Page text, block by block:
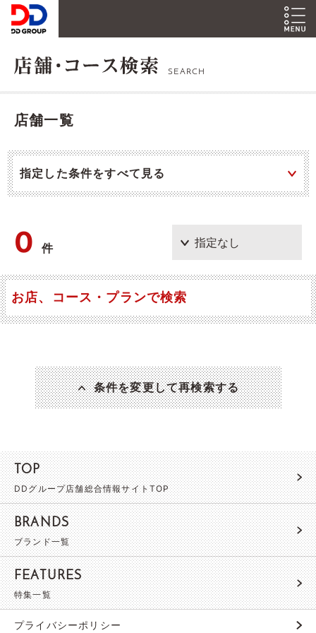
SEARCH
店舗一覧
指定した条件をすべて見る
0件
お店、コース・プランで検索
条件を変更して再検索する
TOP
DDグループ店舗総合情報サイトTOP
BRANDS
ブランド一覧
FEATURES
特集一覧
プライバシーポリシー